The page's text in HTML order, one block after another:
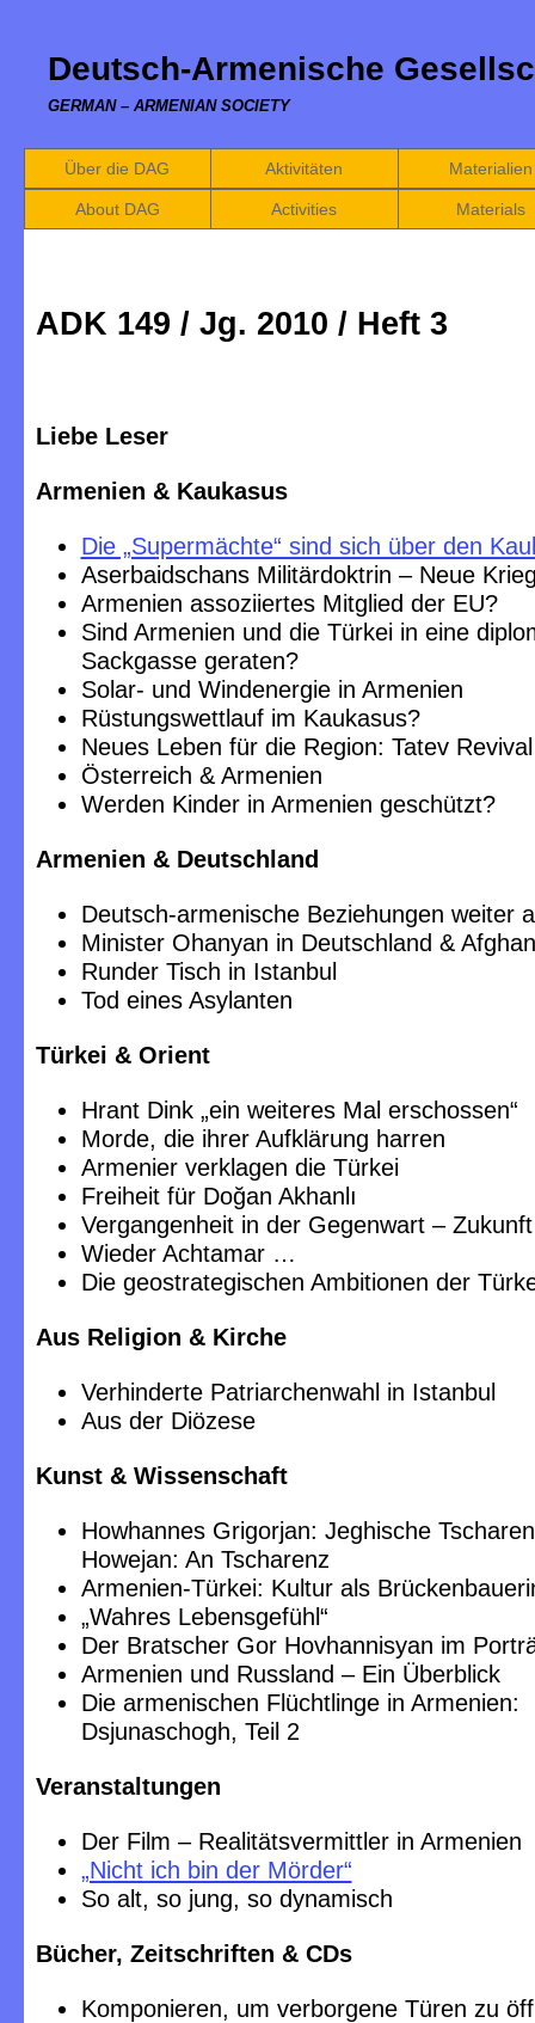
Deutsch-Armenische
GERMAN – ARMENIAN SOCIETY
Über die DAG Aktivitäten Materialien
About DAG Activities Materials
ADK 149 / Jg. 2010 / Heft 3
Liebe Leser
Armenien & Kaukasus
Die „Supermächte“ sind sich über den
Aserbaidschans Militärdoktrin – Neue
Armenien assoziiertes Mitglied der EU?
Sind Armenien und die Türkei in eine
Sackgasse geraten?
Solar- und Windenergie in Armenien
Rüstungswettlauf im Kaukasus?
Neues Leben für die Region: Tatev
Österreich & Armenien
Werden Kinder in Armenien geschützt?
Armenien & Deutschland
Deutsch-armenische Beziehungen weiter
Minister Ohanyan in Deutschland &
Runder Tisch in Istanbul
Tod eines Asylanten
Türkei & Orient
Hrant Dink „ein weiteres Mal erschossen“
Morde, die ihrer Aufklärung harren
Armenier verklagen die Türkei
Freiheit für Doğan Akhanlı
Vergangenheit in der Gegenwart –
Wieder Achtamar …
Die geostrategischen Ambitionen der
Aus Religion & Kirche
Verhinderte Patriarchenwahl in Istanbul
Aus der Diözese
Kunst & Wissenschaft
Howhannes Grigorjan: Jeghische
Howejan: An Tscharenz
Armenien-Türkei: Kultur als
„Wahres Lebensgefühl“
Der Bratscher Gor Hovhannisyan im
Armenien und Russland – Ein Überblick
Die armenischen Flüchtlinge in Armenien:
Dsjunaschogh, Teil 2
Veranstaltungen
Der Film – Realitätsvermittler in Armenien
„Nicht ich bin der Mörder“
So alt, so jung, so dynamisch
Bücher, Zeitschriften & CDs
Komponieren, um verborgene Türen zu